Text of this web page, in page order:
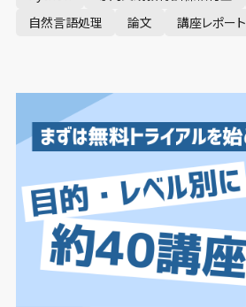
自然言語処理
論文 講座レポート